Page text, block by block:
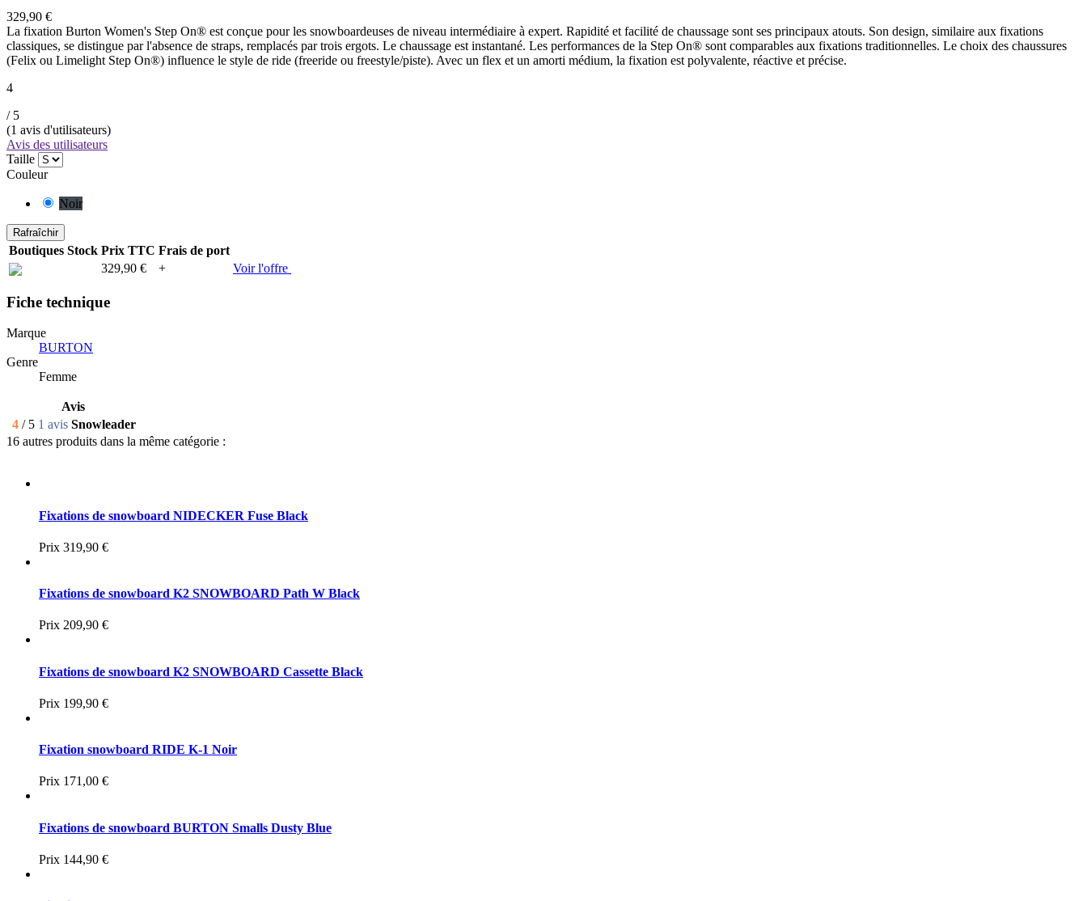
329,90 €
La fixation Burton Women's Step On® est conçue pour les snowboardeuses de niveau intermédiaire à expert. Rapidité et facilité de chaussage sont ses principaux atouts. Son design, similaire aux fixations
classiques, se distingue par l'absence de straps, remplacés par trois ergots. Le chaussage est instantané. Les performances de la Step On® sont comparables aux fixations traditionnelles. Le choix des chaussures
(Felix ou Limelight Step On®) influence le style de ride (freeride ou freestyle/piste). Avec un flex et un amorti médium, la fixation est polyvalente, réactive et précise.
4
/ 5
(1 avis d'utilisateurs)
Avis des utilisateurs
Taille
Couleur
Noir
Boutiques Stock Prix TTC Frais de port
329,90 €
+ Voir l'offre
Fiche technique
Marque
BURTON
Genre
Femme
Avis
4 / 5 1 avis Snowleader
16 autres produits dans la même catégorie :
Fixations de snowboard NIDECKER Fuse Black
Prix 319,90 €
Fixations de snowboard K2 SNOWBOARD Path W Black
Prix 209,90 €
Fixations de snowboard K2 SNOWBOARD Cassette Black
Prix 199,90 €
Fixation snowboard RIDE K-1 Noir
Prix 171,00 €
Fixations de snowboard BURTON Smalls Dusty Blue
Prix 144,90 €